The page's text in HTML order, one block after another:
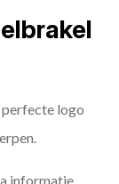
perfecte logo
informatie